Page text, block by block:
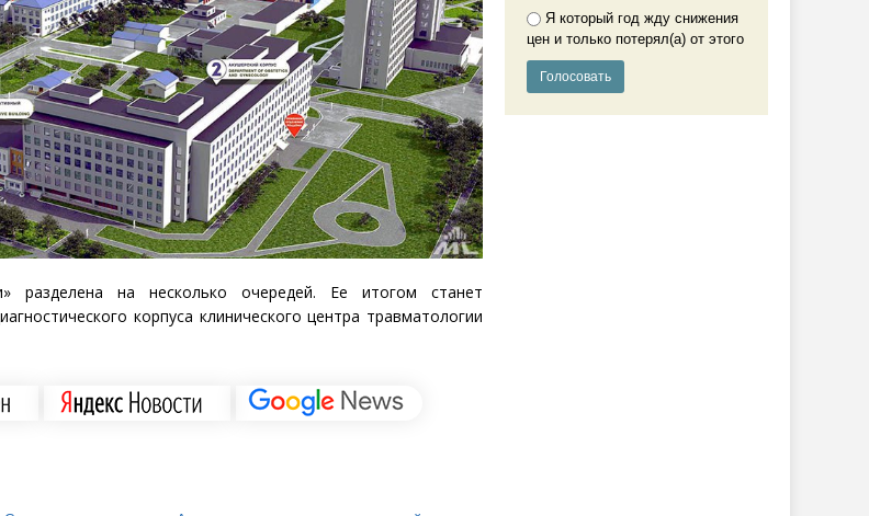
разделена на несколько очередей. Ее итогом станет
корпуса клинического центра травматологии
Я который год жду снижения
цен и только потерял(а) от этого